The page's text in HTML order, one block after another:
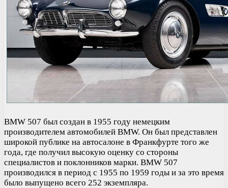
BMW 507 был создан в 1955 году немецким
производителем автомобилей BMW. Он был представлен
широкой публике на автосалоне в Франкфурте того же
года, где получил высокую оценку со стороны
специалистов и поклонников марки. BMW 507
производился в период с 1955 по 1959 годы и за это время
было выпущено всего 252 экземпляра.